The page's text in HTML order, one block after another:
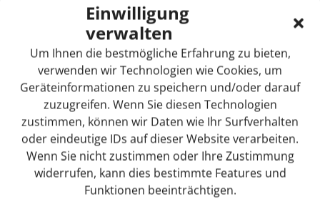
Einwilligung
verwalten
Um Ihnen die bestmögliche Erfahrung zu bieten,
verwenden wir Technologien wie Cookies, um
Geräteinformationen zu speichern und/oder darauf
zuzugreifen. Wenn Sie diesen Technologien
zustimmen, können wir Daten wie Ihr Surfverhalten
oder eindeutige IDs auf dieser Website verarbeiten.
Wenn Sie nicht zustimmen oder Ihre Zustimmung
widerrufen, kann dies bestimmte Features und
Funktionen beeinträchtigen.
Breitbandversorgung
Bürgermeister
Gemeinderat
Geschichte
Hotels & Pensionen